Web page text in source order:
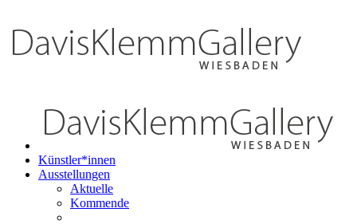
Künstler*innen
Ausstellungen
Aktuelle
Kommende